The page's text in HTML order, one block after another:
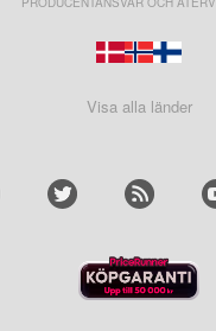
Visa alla länder